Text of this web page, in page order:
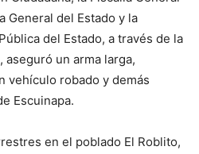
General del Estado y la
del Estado, a través de la
aseguró un arma larga,
vehículo robado y demás
Escuinapa.
en el poblado El Roblito,